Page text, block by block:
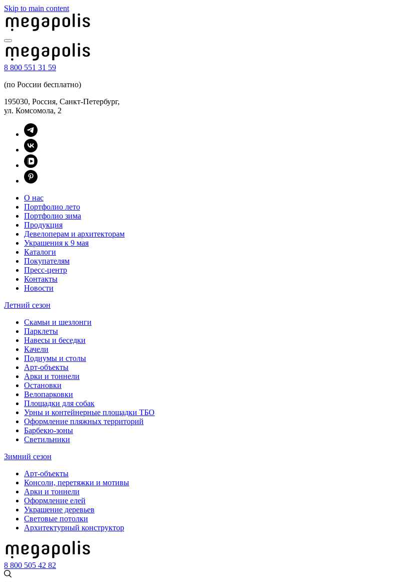
Skip to main content
8 800 551 31 59
(по России бесплатно)
195030, Россия, Санкт-Петербург,
ул. Комсомола, 2
О нас
Портфолио лето
Портфолио зима
Продукция
Девелоперам и архитекторам
Украшения к 9 мая
Каталоги
Покупателям
Пресс-центр
Контакты
Новости
Летний сезон
Скамьи и шезлонги
Парклеты
Навесы и беседки
Качели
Подиумы и столы
Арт-объекты
Арки и тоннели
Остановки
Велопарковки
Площадки для собак
Урны и контейнерные площадки ТБО
Оформление пляжных территорий
Барбекю-зоны
Светильники
Зимний сезон
Арт-объекты
Консоли, перетяжки и мотивы
Арки и тоннели
Оформление елей
Украшение деревьев
Световые потолки
Архитектурный конструктор
8 800 505 42 82